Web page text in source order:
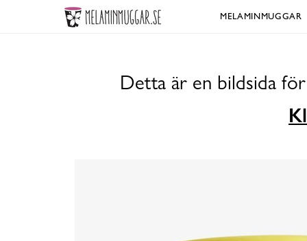
MELAMINMUGGAR
Detta är en bildsida